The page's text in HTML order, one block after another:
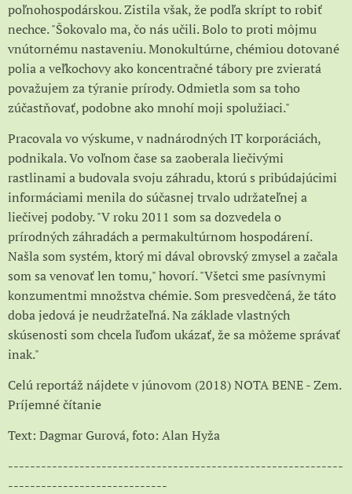
poľnohospodárskou. Zistila však, že podľa skrípt to robiť
nechce. "Šokovalo ma, čo nás učili. Bolo to proti môjmu
vnútornému nastaveniu. Monokultúrne, chémiou dotované
polia a veľkochovy ako koncentračné tábory pre zvieratá
považujem za týranie prírody. Odmietla som sa toho
zúčastňovať, podobne ako mnohí moji spolužiaci."
Pracovala vo výskume, v nadnárodných IT korporáciách,
podnikala. Vo voľnom čase sa zaoberala liečivými
rastlinami a budovala svoju záhradu, ktorú s pribúdajúcimi
informáciami menila do súčasnej trvalo udržateľnej a
liečivej podoby. "V roku 2011 som sa dozvedela o
prírodných záhradách a permakultúrnom hospodárení.
Našla som systém, ktorý mi dával obrovský zmysel a začala
som sa venovať len tomu," hovorí. "Všetci sme pasívnymi
konzumentmi množstva chémie. Som presvedčená, že táto
doba jedová je neudržateľná. Na základe vlastných
skúsenosti som chcela ľuďom ukázať, že sa môžeme správať
inak."
Celú reportáž nájdete v júnovom (2018) NOTA BENE - Zem.
Príjemné čítanie
Text: Dagmar Gurová, foto: Alan Hyža
-------------------------------------------------------------
-----------------------------